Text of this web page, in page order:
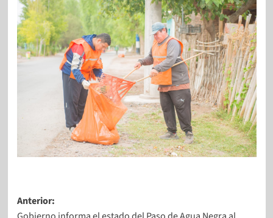
Anterior: